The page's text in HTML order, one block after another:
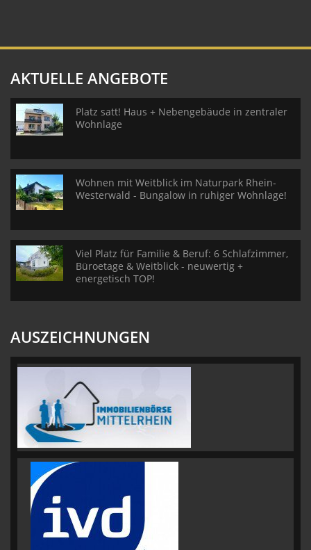
AKTUELLE ANGEBOTE
Platz satt! Haus + Nebengebäude in zentraler
Wohnlage
Wohnen mit Weitblick im Naturpark Rhein-
Westerwald - Bungalow in ruhiger Wohnlage!
Viel Platz für Familie & Beruf: 6 Schlafzimmer,
Büroetage & Weitblick - neuwertig +
energetisch TOP!
AUSZEICHNUNGEN